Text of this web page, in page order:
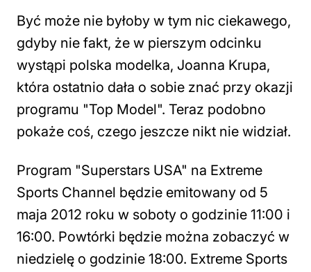
Być może nie byłoby w tym nic ciekawego,
gdyby nie fakt, że w pierszym odcinku
wystąpi polska modelka, Joanna Krupa,
która ostatnio dała o sobie znać przy okazji
programu "Top Model". Teraz podobno
pokaże coś, czego jeszcze nikt nie widział.
Program "Superstars USA" na Extreme
Sports Channel będzie emitowany od 5
maja 2012 roku w soboty o godzinie 11:00 i
16:00. Powtórki będzie można zobaczyć w
niedzielę o godzinie 18:00. Extreme Sports